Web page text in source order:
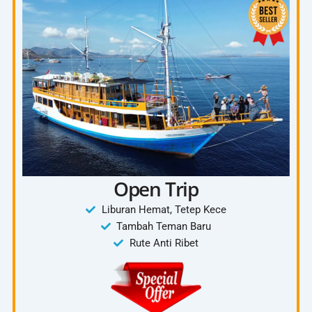
Tanya Paket 4D3N
Chek Out dari Waerebo
Kembali ke Labuan Bajo
Included :
Mobil Innova
Tiket Waerebo
Penginapan Waerebo
Ojek
4 kali makan
Tiket Pesawat
Pengeluaran Pribadi
Open Trip
Liburan Hemat, Tetep Kece
Tambah Teman Baru
Rute Anti Ribet